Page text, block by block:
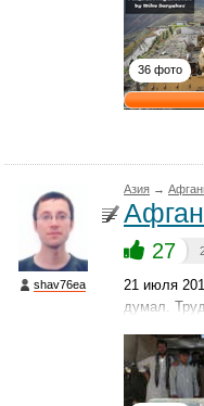
36 фото
shav76ea
Азия →
27
21 июля
думал.